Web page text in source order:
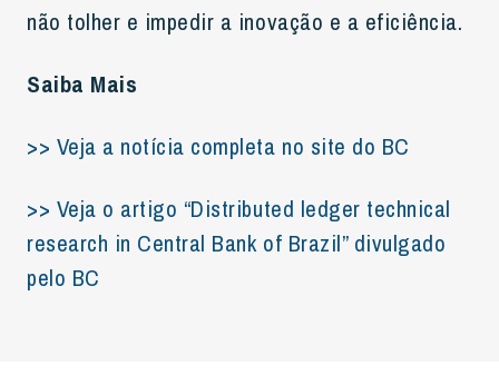
não tolher e impedir a inovação e a eficiência.
Saiba Mais
>> Veja a notícia completa no site do BC
>> Veja o artigo “Distributed ledger technical
research in Central Bank of Brazil” divulgado
pelo BC